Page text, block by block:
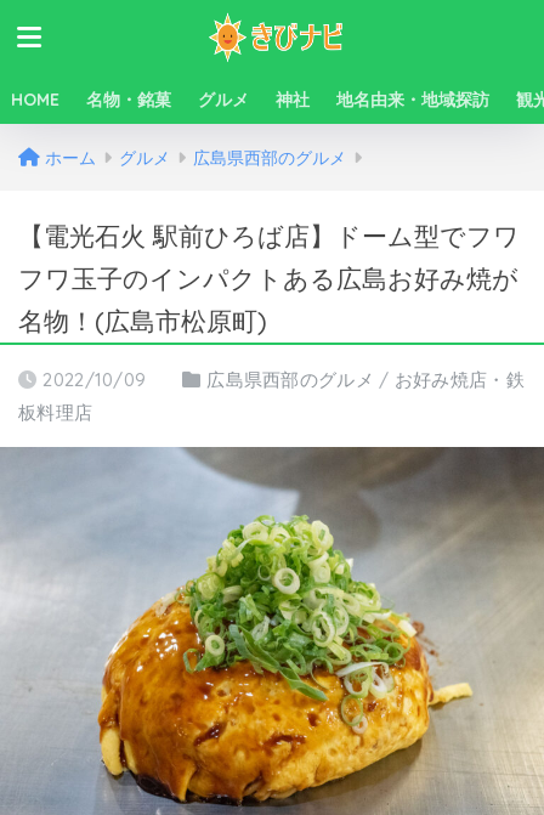
HOME 名物・銘菓 グルメ 神社 地名由来・地域探訪 観
ホーム グルメ 広島県西部のグルメ
【電光石火 駅前ひろば店】ドーム型でフワ
フワ玉子のインパクトある広島お好み焼が
名物！(広島市松原町)
2022/10/09 広島県西部のグルメ / お好み焼店・鉄
板料理店